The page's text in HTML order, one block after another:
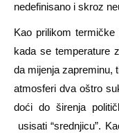
nedefinisano i skroz
Kao prilikom termičke
kada se temperature
da mijenja zapreminu,
atmosferi dva oštro
doći do širenja
usisati “srednjicu”.